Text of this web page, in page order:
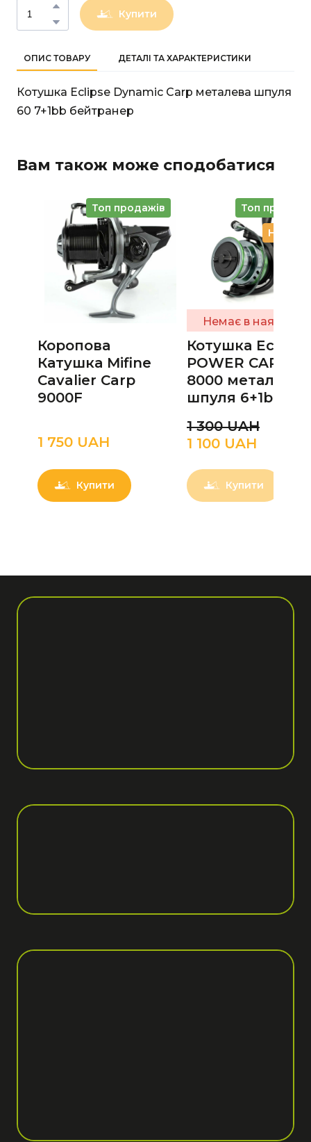
Купити
ОПИС ТОВАРУ ДЕТАЛІ ТА ХАРАКТЕРИСТИКИ
Котушка Eclipse Dynamic Carp металева шпуля
60 7+1bb бейтранер
Вам також може сподобатися
Топ продажів
Коропова
Катушка Mifine
Cavalier Carp
9000F
1 750 UAН
Купити
Топ
Немає в наявності
Котушка Eclipse
POWER CARP
8000 металева
шпуля 6+1bb
1 300 UAН
1 100 UAН
Купити